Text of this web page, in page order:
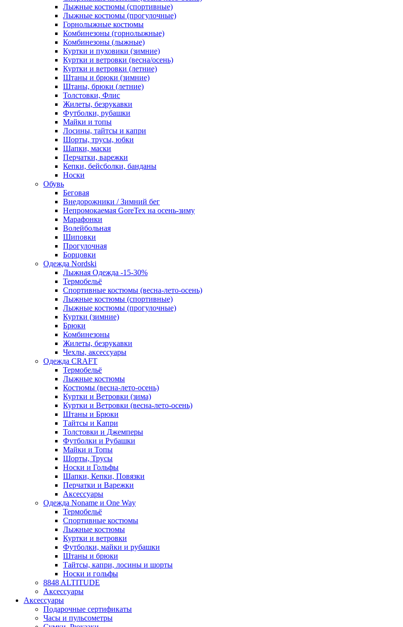
Лыжные костюмы (спортивные)
Лыжные костюмы (прогулочные)
Горнолыжные костюмы
Комбинезоны (горнолыжные)
Комбинезоны (лыжные)
Куртки и пуховики (зимние)
Куртки и ветровки (весна/осень)
Куртки и ветровки (летние)
Штаны и брюки (зимние)
Штаны, брюки (летние)
Толстовки, Флис
Жилеты, безрукавки
Футболки, рубашки
Майки и топы
Лосины, тайтсы и капри
Шорты, трусы, юбки
Шапки, маски
Перчатки, варежки
Кепки, бейсболки, банданы
Носки
Обувь
Беговая
Внедорожники / Зимний бег
Непромокаемая GoreTex на осень-зиму
Марафонки
Волейбольная
Шиповки
Прогулочная
Борцовки
Одежда Nordski
Лыжная Одежда -15-30%
Термобельё
Спортивные костюмы (весна-лето-осень)
Лыжные костюмы (спортивные)
Лыжные костюмы (прогулочные)
Куртки (зимние)
Брюки
Комбинезоны
Жилеты, безрукавки
Чехлы, аксессуары
Одежда CRAFT
Термобельё
Лыжные костюмы
Костюмы (весна-лето-осень)
Куртки и Ветровки (зима)
Куртки и Ветровки (весна-лето-осень)
Штаны и Брюки
Тайтсы и Капри
Толстовки и Джемперы
Футболки и Рубашки
Майки и Топы
Шорты, Трусы
Носки и Гольфы
Шапки, Кепки, Повязки
Перчатки и Варежки
Аксессуары
Одежда Noname и One Way
Термобельё
Спортивные костюмы
Лыжные костюмы
Куртки и ветровки
Футболки, майки и рубашки
Штаны и брюки
Тайтсы, капри, лосины и шорты
Носки и гольфы
8848 ALTITUDE
Аксессуары
Аксессуары
Подарочные сертификаты
Часы и пульсометры